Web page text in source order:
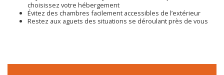
choisissez votre hébergement
Évitez des chambres facilement accessibles de l’extérieur
Restez aux aguets des situations se déroulant près de vous